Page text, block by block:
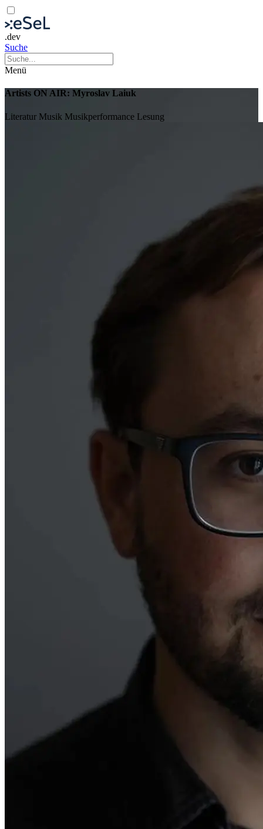
.dev
Suche
Menü
Artists ON AIR: Myroslav Laiuk
Literatur Musik Musikperformance Lesung